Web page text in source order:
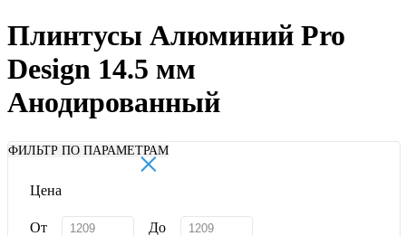
Плинтусы Алюминий Pro
Design 14.5 мм
Анодированный
ФИЛЬТР ПО ПАРАМЕТРАМ
×
Цена
От До